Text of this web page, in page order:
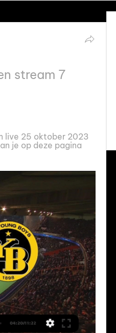
stream 7
live 25 oktober 2023
je op deze pagina